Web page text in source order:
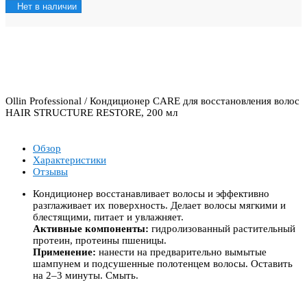
Нет в наличии
Ollin Professional / Кондиционер CARE для восстановления волос
HAIR STRUCTURE RESTORE, 200 мл
Обзор
Характеристики
Отзывы
Кондиционер восстанавливает волосы и эффективно
разглаживает их поверхность. Делает волосы мягкими и
блестящими, питает и увлажняет.
Активные компоненты: гидролизованный растительный
протеин, протеины пшеницы.
Применение: нанести на предварительно вымытые
шампунем и подсушенные полотенцем волосы. Оставить
на 2–3 минуты. Смыть.